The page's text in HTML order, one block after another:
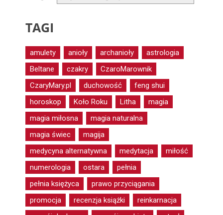
TAGI
amulety anioły archanioły
astrologia
Beltane
czakry
CzaroMarownik
CzaryMary.pl
duchowość
feng shui
horoskop
Koło Roku Litha
magia
magia miłosna
magia naturalna
magia świec
magija
medycyna alternatywna
medytacja
miłość
numerologia
ostara
pełnia
pełnia księżyca
prawo przyciągania
promocja
recenzja książki
reinkarnacja